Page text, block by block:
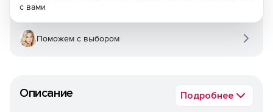
Описание Подробнее
с вами
Поможем с выбором